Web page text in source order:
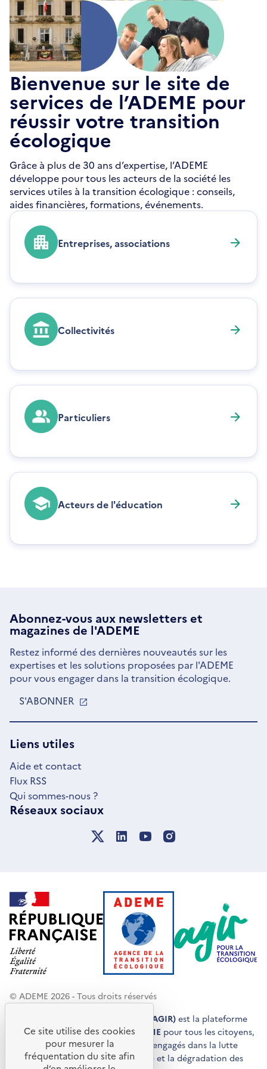
Bienvenue sur le site de
services de l’ADEME pour
réussir votre transition
écologique
Grâce à plus de 30 ans d’expertise, l’ADEME
développe pour tous les acteurs de la société les
services utiles à la transition écologique : conseils,
aides financières, formations, événements.
Entreprises, associations
Collectivités
Particuliers
Acteurs de l'éducation
Abonnez-vous aux newsletterset
magazines de l'ADEME
Restez informé des dernières nouveautés sur les
expertises et les solutions proposées par l'ADEME
pour vous engager dans la transition écologique.
S'ABONNER
UNE
Liens utiles
Aide et contact
Flux RSS
Qui sommes-nous ?
Réseaux sociaux
© ADEME 2026 - Tous droits réservés
Agir pour la transition écologique (AGIR) est la plateforme
de conseils et de services de l'ADEME pour tous les citoyens,
acteurs économiques et territoires engagés dans la lutte
contre le réchauffement climatique et la dégradation des
Ce site utilise des cookies
pour mesurer la
fréquentation du site afin